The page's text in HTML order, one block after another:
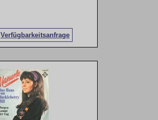
Verfügbarkeitsanfrage